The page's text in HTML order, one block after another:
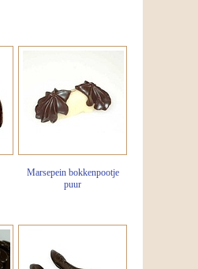
Marsepein bokkenpootje
puur